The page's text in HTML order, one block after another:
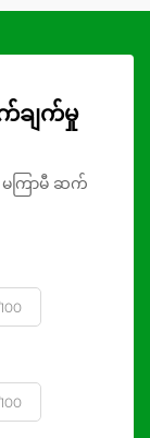
ချက်မှု
ြာမီ ဆက်